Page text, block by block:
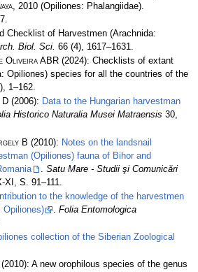
, 2010 (Opiliones: Phalangiidae).
Checklist of Harvestmen (Arachnida:
Biol. Sci. 66 (4), 1617–1631.
Oliveira ABR (2024): Checklists of extant
Opiliones) species for all the countries of the
1–162.
D (2006): Data to the Hungarian harvestman
Historico Naturalia Musei Matraensis 30,
B (2010): Notes on the landsnail
(Opiliones) fauna of Bihor and
Satu Mare - Studii şi Comunicări
XI, S. 91–111.
to the knowledge of the harvestmen
Opiliones)
. Folia Entomologica
collection of the Siberian Zoological
(2010): A new orophilous species of the genus